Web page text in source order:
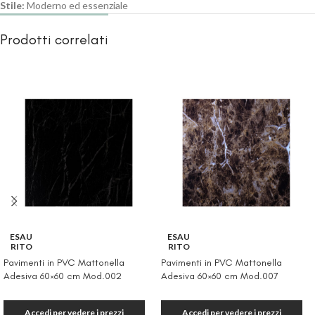
Stile: Moderno ed essenziale
Prodotti correlati
ESAU
RITO
Pavimenti in PVC Mattonella
Adesiva 60×60 cm Mod.002
Accedi per vedere i prezzi
ESAU
RITO
Pavimenti in PVC Mattonella
Adesiva 60×60 cm Mod.007
Accedi per vedere i prezzi